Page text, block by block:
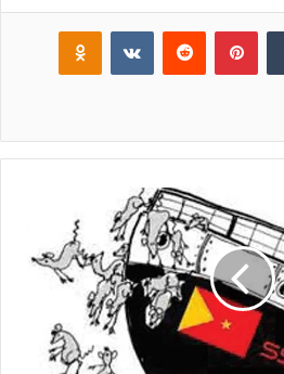
بينتيريست